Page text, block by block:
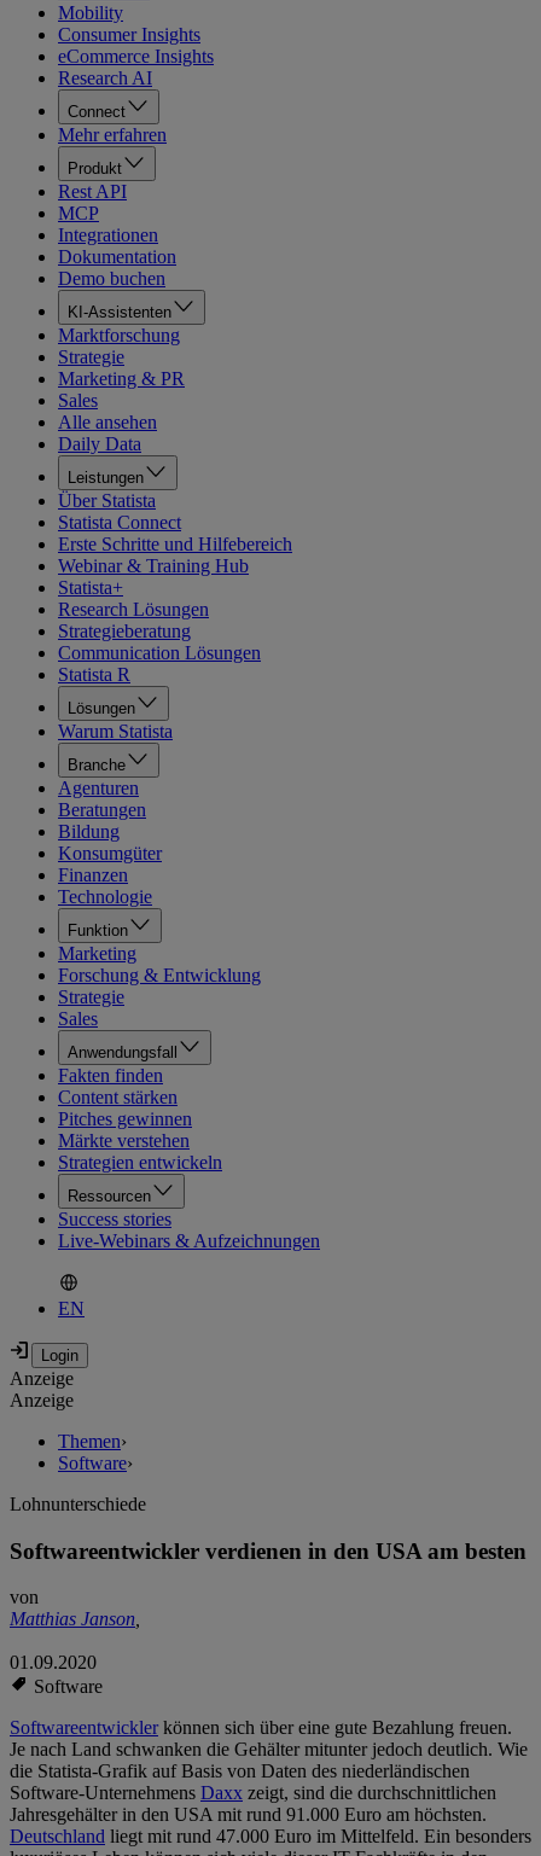
Mobility
Consumer Insights
eCommerce Insights
Research AI
Connect
Mehr erfahren
Produkt
Rest API
MCP
Integrationen
Dokumentation
Demo buchen
KI-Assistenten
Marktforschung
Strategie
Marketing & PR
Sales
Alle ansehen
Daily Data
Leistungen
Über Statista
Statista Connect
Erste Schritte und Hilfebereich
Webinar & Training Hub
Statista+
Research Lösungen
Strategieberatung
Communication Lösungen
Statista R
Lösungen
Warum Statista
Branche
Agenturen
Beratungen
Bildung
Konsumgüter
Finanzen
Technologie
Funktion
Marketing
Forschung & Entwicklung
Strategie
Sales
Anwendungsfall
Fakten finden
Content stärken
Pitches gewinnen
Märkte verstehen
Strategien entwickeln
Ressourcen
Success stories
Live-Webinars & Aufzeichnungen
EN
Anzeige
Anzeige
Themen›
Software›
Lohnunterschiede
Softwareentwickler verdienen in den USA am besten
von
Matthias Janson,
01.09.2020
Software
Softwareentwicklerkönnen sich über eine gute Bezahlung freuen.
Je nach Land schwanken die Gehälter mitunter jedoch deutlich. Wie
die Statista-Grafik auf Basis von Daten des niederländischen
Software-Unternehmens Daxx zeigt, sind die durchschnittlichen
Jahresgehälter in den USA mit rund 91.000 Euro am höchsten.
Deutschland liegt mit rund 47.000 Euro im Mittelfeld. Ein besonders